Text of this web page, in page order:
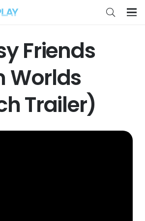
Friends
Worlds
Trailer)